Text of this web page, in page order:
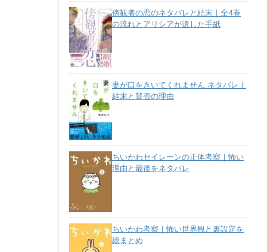
傍観者の恋のネタバレと結末｜全4巻
の流れとアリシアが遺した手紙
妻が口をきいてくれません ネタバレ｜
結末と賛否の理由
ちいかわセイレーンの正体考察｜怖い
理由と最後をネタバレ
ちいかわ考察｜怖い世界観と裏設定を
総まとめ